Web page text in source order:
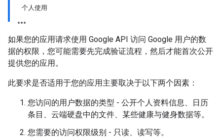
个人使用
如果您的应用请求使用 Google API 访问 Google 用户的数
据的权限，您可能需要先完成验证流程，然后才能首次公开
提供您的应用。
此要求是否适用于您的应用主要取决于以下两个因素：
您访问的用户数据的类型 - 公开个人资料信息、日历
条目、云端硬盘中的文件、某些健康与健身数据等。
您需要的访问权限级别 - 只读、读写等。